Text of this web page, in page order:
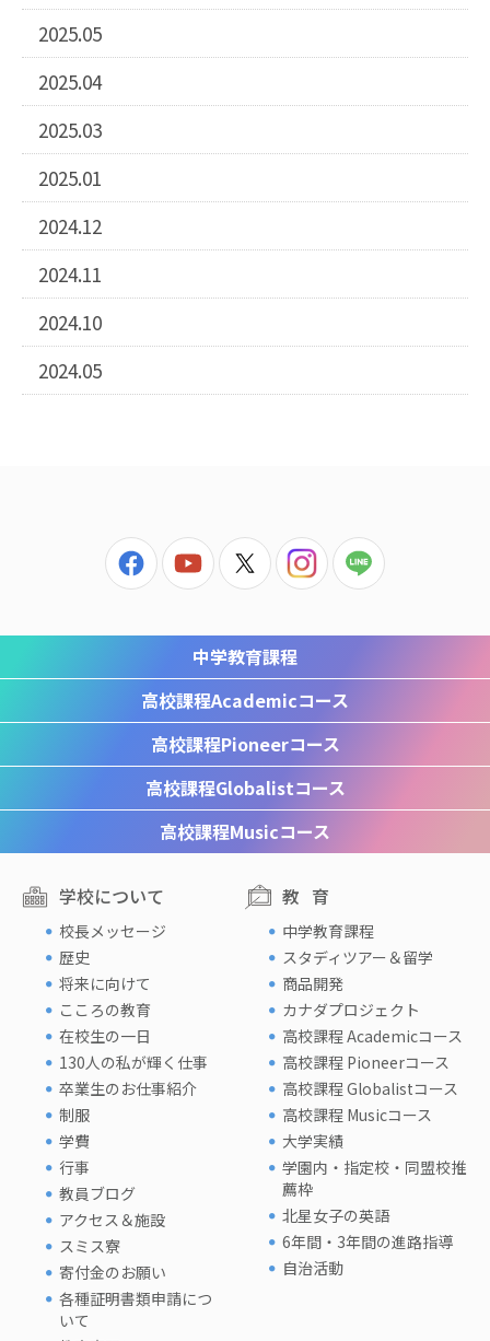
2025.05
2025.04
2025.03
2025.01
2024.12
2024.11
2024.10
2024.05
中学教育課程
高校課程Academicコース
高校課程Pioneerコース
高校課程Globalistコース
高校課程Musicコース
学校について
校長メッセージ
歴史
将来に向けて
こころの教育
在校生の一日
130人の私が輝く仕事
卒業生のお仕事紹介
制服
学費
行事
教員ブログ
アクセス＆施設
スミス寮
寄付金のお願い
各種証明書類申請につ
いて
教育
中学教育課程
スタディツアー＆留学
商品開発
カナダプロジェクト
高校課程 Academicコース
高校課程 Pioneerコース
高校課程 Globalistコース
高校課程 Musicコース
大学実績
学園内・指定校・同盟校推
薦枠
北星女子の英語
6年間・3年間の進路指導
自治活動